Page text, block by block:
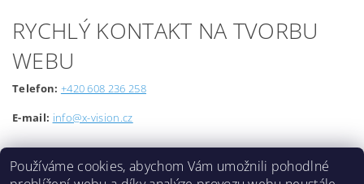
RYCHLÝ KONTAKT NA TVORBU
WEBU
Telefon: +420 608 236 258
E-mail: info@x-vision.cz
Používáme cookies, abychom Vám umožnili pohodlné